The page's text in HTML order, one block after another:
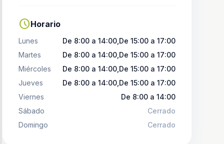
scheduleHorario
Lunes
De 8:00 a 14:00,De 15:00 a 17:00
Martes
De 8:00 a 14:00,De 15:00 a 17:00
Miércoles
De 8:00 a 14:00,De 15:00 a 17:00
Jueves
De 8:00 a 14:00,De 15:00 a 17:00
Viernes
De 8:00 a 14:00
Sábado
Cerrado
Domingo
Cerrado